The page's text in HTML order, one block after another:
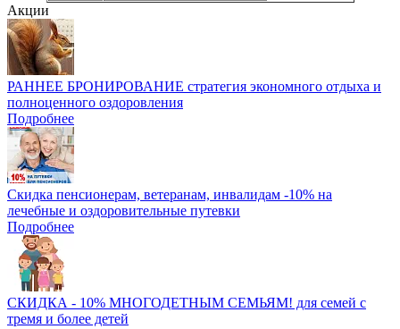
Акции
РАННЕЕ БРОНИРОВАНИЕ стратегия экономного отдыха и
полноценного оздоровления
Подробнее
Скидка пенсионерам, ветеранам, инвалидам -10% на
лечебные и оздоровительные путевки
Подробнее
СКИДКА - 10% МНОГОДЕТНЫМ СЕМЬЯМ! для семей с
тремя и более детей